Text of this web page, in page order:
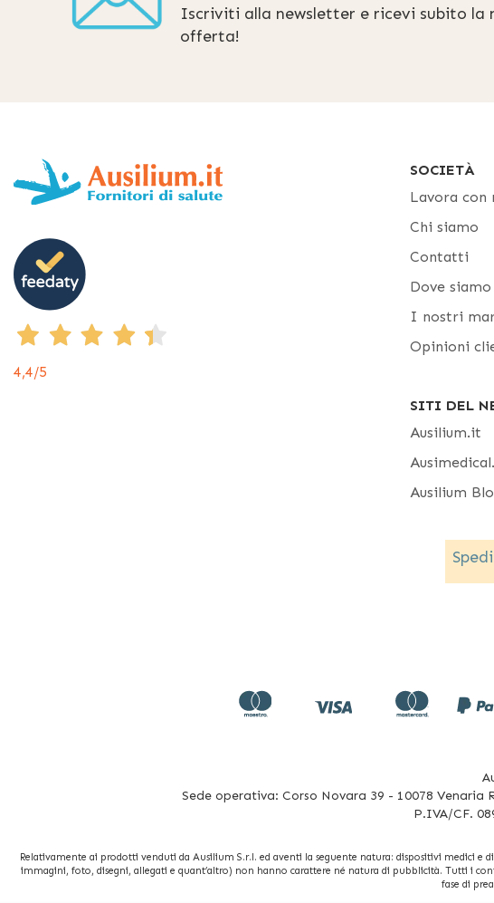
Iscriviti alla newsletter e ricevi subito la
offerta!
4,4/5
SOCIETÀ
Lavora con
Chi siamo
Contatti
Dove siamo
I nostri
Opinioni
SITI DEL
Ausilium.it
Ausilium
Sede operativa: Corso Novara 39 - 10078
P.IVA/CF.
Relativamente ai prodotti venduti da Ausilium S.r.l. ed aventi la seguente natura: dispositivi medici
immagini, foto, disegni, allegati e quant’altro) non hanno carattere né natura di pubblicità. Tutti i
fase di